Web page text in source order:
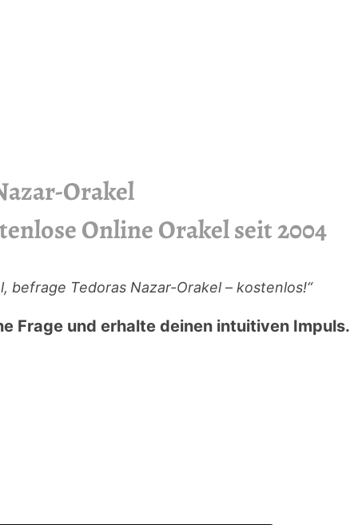
Orakel
Online Orakel seit 2004
befrage Tedoras Nazar-Orakel – kostenlos!“
Frage und erhalte deinen intuitiven Impuls.